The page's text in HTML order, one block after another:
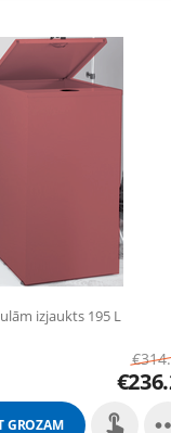
izjaukts 195 L
€
€
GROZAM